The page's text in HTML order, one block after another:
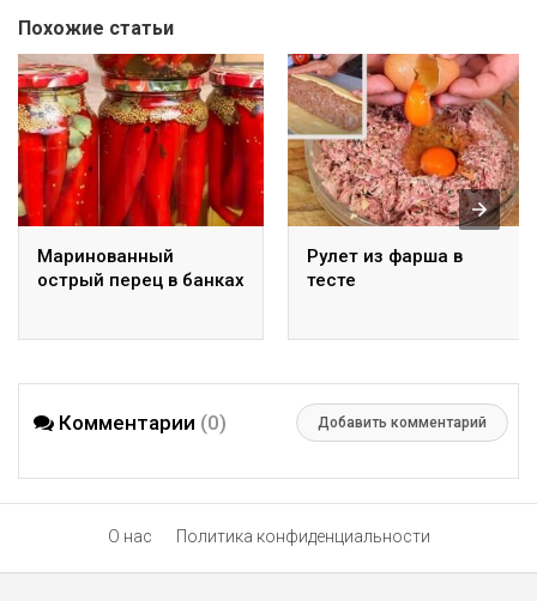
Похожие статьи
Маринованный
острый перец в банках
Рулет из фарша в
тесте
Комментарии (0) Добавить комментарий
О нас Политика конфиденциальности